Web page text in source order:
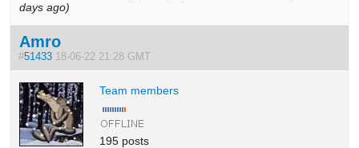
days ago)
Amro
#51433 18-06-22 21:28 GMT
Team members
195 posts